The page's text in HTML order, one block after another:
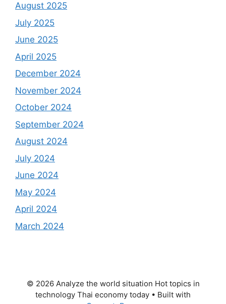
August 2025
July 2025
June 2025
April 2025
December 2024
November 2024
October 2024
September 2024
August 2024
July 2024
June 2024
May 2024
April 2024
March 2024
© 2026 Analyze the world situation Hot topics in
technology Thai economy today • Built with